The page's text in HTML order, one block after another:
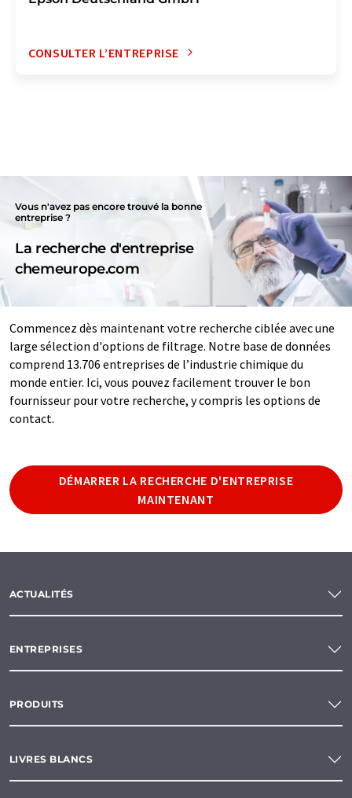
CONSULTER L’ENTREPRISE
Vous n'avez pas encore trouvé la bonne
entreprise ?
La recherche d'entreprise
chemeurope.com
Commencez dès maintenant votre recherche ciblée avec une
large sélection d'options de filtrage. Notre base de données
comprend 13.706 entreprises de l’industrie chimique du
monde entier. Ici, vous pouvez facilement trouver le bon
fournisseur pour votre recherche, y compris les options de
contact.
DÉMARRER LA RECHERCHE D'ENTREPRISE
MAINTENANT
ACTUALITÉS
ENTREPRISES
PRODUITS
LIVRES BLANCS